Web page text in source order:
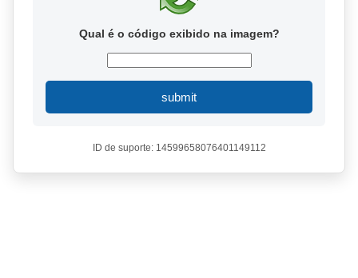
Qual é o código exibido na imagem?
submit
ID de suporte: 14599658076401149112